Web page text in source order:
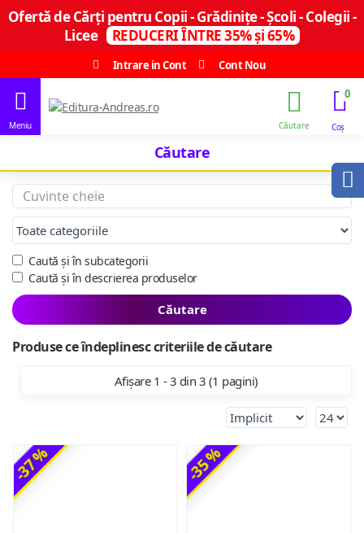
Ofertă de Cărți pentru Copii - Grădinițe - Școli - Colegii -
Licee
REDUCERI ÎNTRE 35% și 65%
Intrare in Cont
Cont Nou
0
Căutare
Caută și în subcategorii
Caută și în descrierea produselor
Căutare
Produse ce îndeplinesc criteriile de căutare
Afișare 1 - 3 din 3 (1 pagini)
-37 % -35 %